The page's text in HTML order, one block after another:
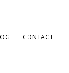
CONTACT